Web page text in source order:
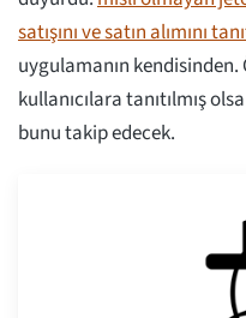
satışını ve satın alımını
uygulamanın kendisinden.
kullanıcılara tanıtılmış
bunu takip edecek.